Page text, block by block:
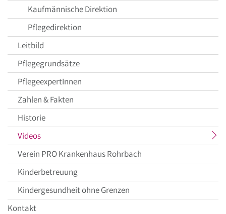
Kaufmännische Direktion
Pflegedirektion
Leitbild
Pflegegrundsätze
PflegeexpertInnen
Zahlen & Fakten
Historie
Videosaktueller
Menüpunkt
Verein PRO Krankenhaus Rohrbach
Kinderbetreuung
Kindergesundheit ohne Grenzen
Kontakt